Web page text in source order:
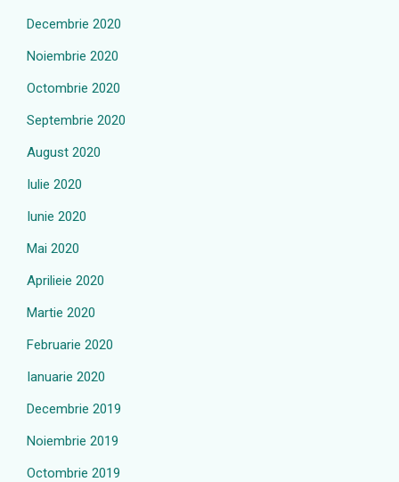
Decembrie 2020
Noiembrie 2020
Octombrie 2020
Septembrie 2020
August 2020
Iulie 2020
Iunie 2020
Mai 2020
Aprilieie 2020
Martie 2020
Februarie 2020
Ianuarie 2020
Decembrie 2019
Noiembrie 2019
Octombrie 2019